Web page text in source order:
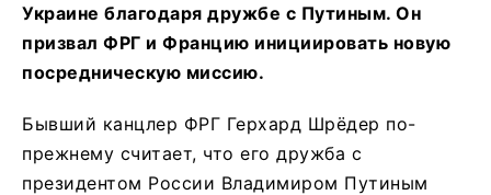
Украине благодаря дружбе с Путиным. Он
призвал ФРГ и Францию инициировать новую
посредническую миссию.
Бывший канцлер ФРГ Герхард Шрёдер по-
прежнему считает, что его дружба с
президентом России Владимиром Путиным